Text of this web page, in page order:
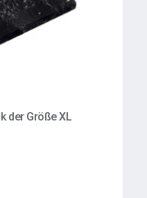
der Größe XL